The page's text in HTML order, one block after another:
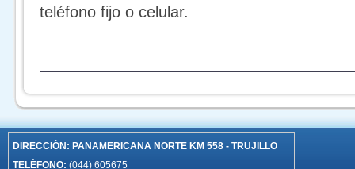
teléfono fijo o celular.
DIRECCIÓN: PANAMERICANA NORTE KM 558 - TRUJILLO
TELÉFONO: (044) 605675